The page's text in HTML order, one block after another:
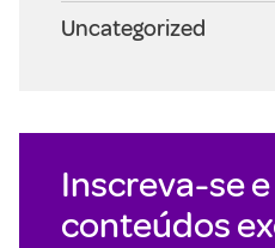
Uncategorized
Inscreva-se
conteúdos